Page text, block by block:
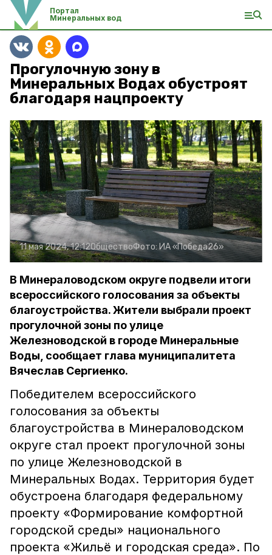
Портал
Минеральных вод
Прогулочную зону в
Минеральных Водах обустроят
благодаря нацпроекту
11 мая 2024, 12:12ОбществоФото:ИА «Победа26»
В Минераловодском округе подвели итоги
всероссийского голосования за объекты
благоустройства. Жители выбрали проект
прогулочной зоны по улице
Железноводской в городе Минеральные
Воды, сообщает глава муниципалитета
Вячеслав Сергиенко.
Победителем всероссийского
голосования за объекты
благоустройства в Минераловодском
округе стал проект прогулочной зоны
по улице Железноводской в
Минеральных Водах. Территория будет
обустроена благодаря федеральному
проекту «Формирование комфортной
городской среды» национального
проекта «Жильё и городская среда». По